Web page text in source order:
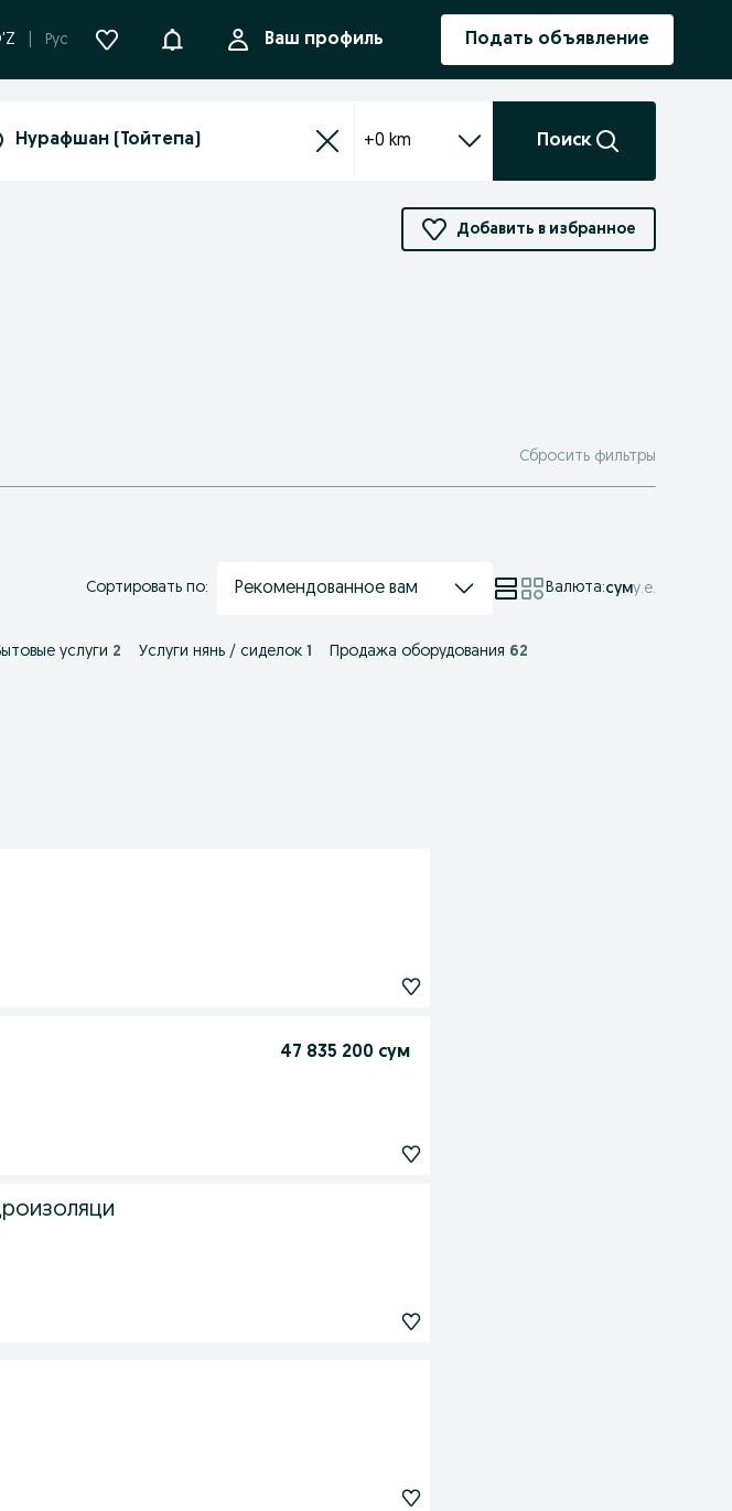
Рус УведомленияВаш профиль Подать объявление
+0 km Поиск
Добавить в избранное
Сбросить фильтры
Сортировать по: Рекомендованное вам Валюта:суму.е.
услуги 2 Услуги нянь / сиделок 1 Продажа оборудования 62
47 835 200 сум